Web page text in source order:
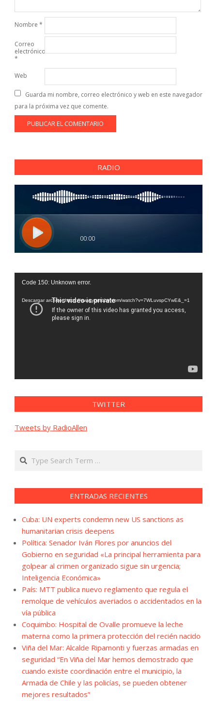
Nombre *
Correo
electrónico
*
Web
Guarda mi nombre, correo electrónico y web en este navegador
para la próxima vez que comente.
RADIO
Reproductor
vídeo
Code 150: Unknown error.
Descargar archivo: https://www.youtube.com/watch?v=7WLuvspCYwE&_=1
TWITTER
Tweets by RadioAllen
Search
ENTRADAS RECIENTES
Cuba: UN experts condemn new US sanctions as
humanitarian crisis deepens
Política: Senador Iván Flores por anuncios del
Gobierno en seguridad «La principal herramienta para
golpear al crimen organizado sigue sin urgencia;
Inteligencia Económica»
País: MTT publica nuevo reglamento que regula el
remolque de vehículos averiados o accidentados en la
vía pública
Coquimbo: Hospital de Ovalle promueve la leche
materna como la primera protección del recién nacido
Viña del Mar: Alcalde Ripamonti y fuerzas armadas en
seguridad “En Viña del Mar hemos demostrado que
cuando existe coordinación entre el municipio, la
Armada de Chile y las policías, se pueden obtener
mejores resultados”